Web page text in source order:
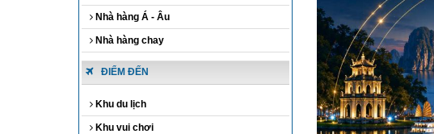
Nhà hàng Á - Âu
Nhà hàng chay
ĐIỂM ĐẾN
Khu du lịch
Khu vui chơi